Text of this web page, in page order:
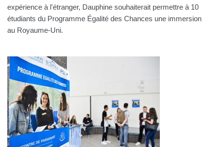
expérience à l'étranger, Dauphine souhaiterait permettre à 10
étudiants du Programme Égalité des Chances une immersion
au Royaume-Uni.